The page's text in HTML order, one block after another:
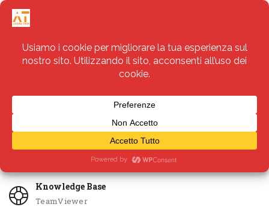
Servizi
Knowledge Base
TeamViewer